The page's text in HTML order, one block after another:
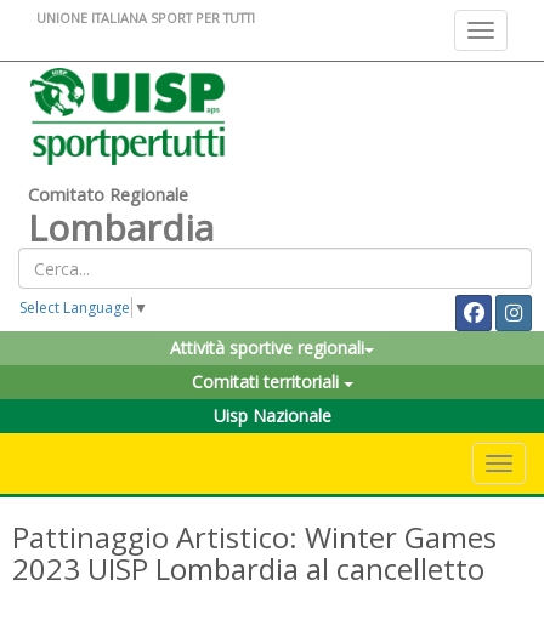
Toggle
UNIONE ITALIANA SPORT PER TUTTI
Comitato Regionale
Lombardia
Select Language ▼
Attività sportive regionali
Comitati territoriali
Uisp Nazionale
Pattinaggio Artistico: Winter Games
2023 UISP Lombardia al cancelletto